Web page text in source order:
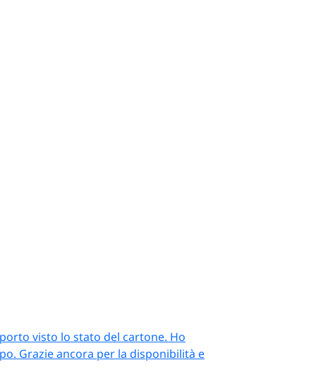
visto lo stato del cartone. Ho
Grazie ancora per la disponibilità e